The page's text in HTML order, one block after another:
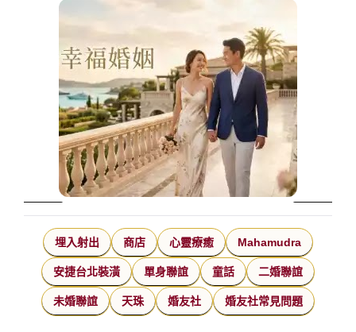
埋入射出 商店 心靈療癒 Mahamudra
安捷台北裝潢 單身聯誼 童話 二婚聯誼
未婚聯誼 天珠 婚友社 婚友社常見問題